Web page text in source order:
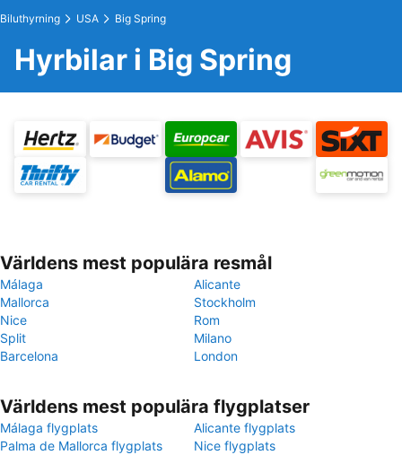
Biluthyrning USA Big Spring
Hyrbilar i Big Spring
Världens mest populära resmål
Málaga
Alicante
Mallorca
Stockholm
Nice
Rom
Split
Milano
Barcelona
London
Världens mest populära flygplatser
Málaga flygplats
Alicante flygplats
Palma de Mallorca flygplats
Nice flygplats